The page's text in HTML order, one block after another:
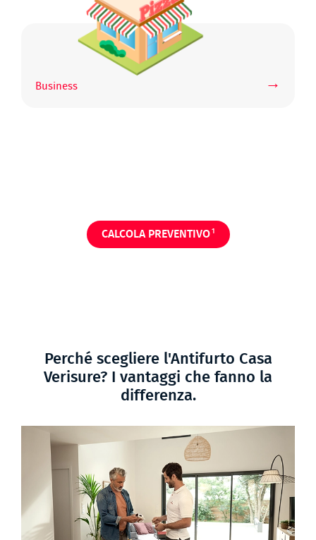
Business →
CALCOLA PREVENTIVO 1
Perché scegliere l'Antifurto Casa
Verisure? I vantaggi che fanno la
differenza.